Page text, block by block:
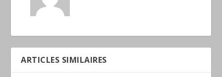
ARTICLES SIMILAIRES